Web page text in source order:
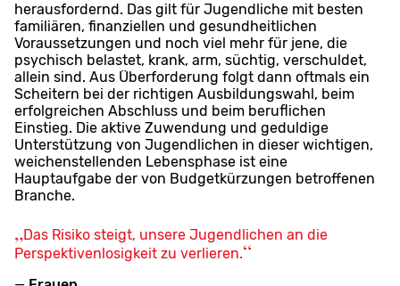
herausfordernd. Das gilt für Jugendliche mit besten
familiären, finanziellen und gesundheitlichen
Voraussetzungen und noch viel mehr für jene, die
psychisch belastet, krank, arm, süchtig, verschuldet,
allein sind. Aus Überforderung folgt dann oftmals ein
Scheitern bei der richtigen Ausbildungswahl, beim
erfolgreichen Abschluss und beim beruflichen
Einstieg. Die aktive Zuwendung und geduldige
Unterstützung von Jugendlichen in dieser wichtigen,
weichenstellenden Lebensphase ist eine
Hauptaufgabe der von Budgetkürzungen betroffenen
Branche.
Das Risiko steigt, unsere Jugendlichen an die
Perspektivenlosigkeit zu verlieren.